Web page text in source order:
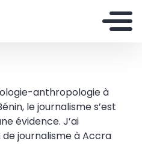
anthropologie à
le journalisme s’est
évidence. J’ai
journalisme à Accra